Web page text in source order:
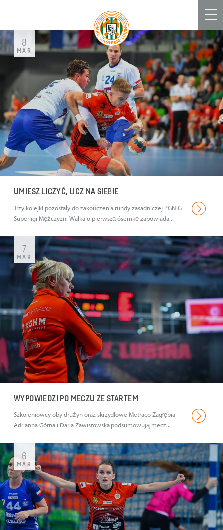
UMIESZ LICZYĆ, LICZ NA SIEBIE
Trzy kolejki pozostały do zakończenia rundy zasadniczej PGNiG
Superligi Mężczyzn. Walka o pierwszą ósemkę zapowiada...
8
MAR
WYPOWIEDZI PO MECZU ZE STARTEM
Szkoleniowcy oby drużyn oraz skrzydłowe Metraco Zagłębia
Adrianna Górna i Daria Zawistowska podsumowują mecz...
7
MAR
6
MAR